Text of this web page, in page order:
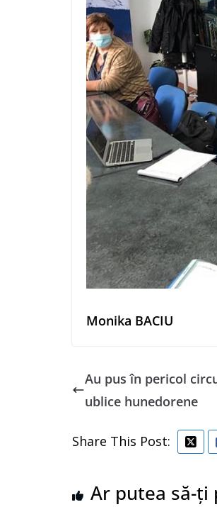
Monika BACIU
Au pus în pericol
ublice hunedorene
Share This Post:
Ar putea să-ți